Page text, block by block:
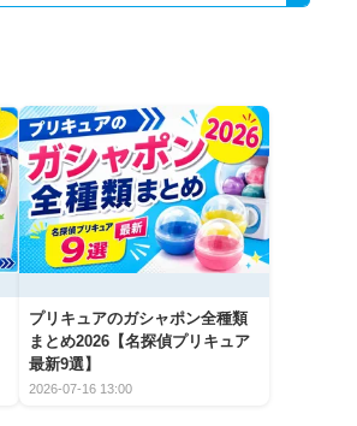
プリキュアのガシャポン全種類
まとめ2026【名探偵プリキュア
最新9選】
2026-07-16 13:00